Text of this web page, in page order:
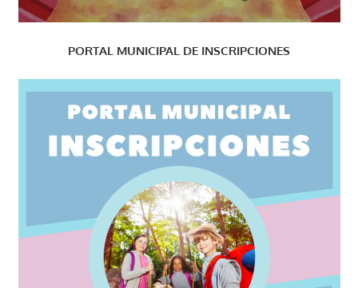
PORTAL MUNICIPAL DE INSCRIPCIONES